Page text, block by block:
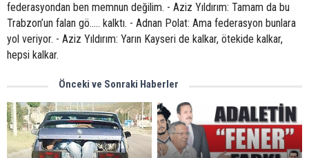
federasyondan ben memnun değilim. - Aziz Yıldırım: Tamam da bu
Trabzon’un falan gö..... kalktı. - Adnan Polat: Ama federasyon bunlara
yol veriyor. - Aziz Yıldırım: Yarın Kayseri de kalkar, ötekide kalkar,
hepsi kalkar.
Önceki ve Sonraki Haberler